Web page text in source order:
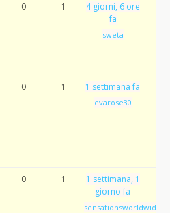
0 1
4 giorni, 6 ore
fa
sweta
0 1 1 settimana fa
evarose30
0 1
1 settimana, 1
giorno fa
sensationsworldwide